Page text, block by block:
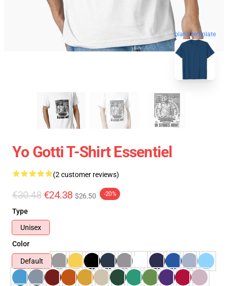
blank template
Yo Gotti T-Shirt Essentiel
(2 customer reviews)
€30.48 €24.38 $26.50 -20%
Type
Unisex
Color
Default